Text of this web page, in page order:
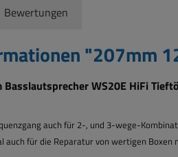
Bewertungen
"207mm
Basslautsprecher WS20E HiFi
auch für 2-, und 3-wege-
auch für die Reparatur von wertigen Boxen